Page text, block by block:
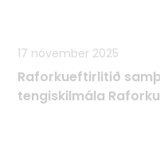
17 nóvember 2025
Raforkueftirlitið
tengiskilmála